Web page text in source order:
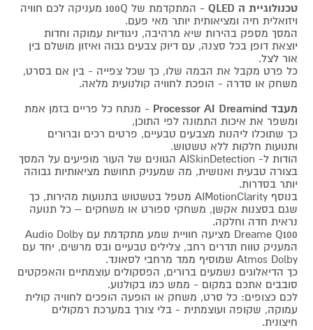
טכנולוגיית ה QLED
- המתקדמת של 100Q מעניקה לכם חוויה
ויזואלית חיה ומציאותית יותר מאי פעם.
המסך מספק בהירות שיא מרהיבה, ניגודיות עמוקה וחדות
יוצאת דופן בכל סצנה, עם דיוק צבעים גבוה ואיזון מושלם בין
אור לצל.
כל פרט מקבל את הבמה שלו, כך שכל צפייה - בין אם בסרט,
משחק או סדרה - הופכת לחוויה קולנועית מלאה.
מעבד Processor AI Dreamind
- מנתח כל פריים בזמן אמת
ומשפר את איכות התמונה לפי התוכן,
כך שתוכלו ליהנות מצבעים טבעיים, פרטים רכים וברורים
ותנועות חלקות ללא טשטוש.
הודות ל- AISkinDetection הגוונים של העור מופיעים על המסך
בצורה טבעית ואנושית, מה שמעניק תחושת מציאותיות גבוהה
יותר בסדרות.
בנוסף AIMotionClarity מטפל בטשטוש בתנועות מהירות, כך
שגם בסצנות אקשן, משחקי ספורט או משחקים – כל תנועה
נראית חדה וחלקה.
Dreame Q100 מציעה חוויית שמע מתקדמת עם Audio Dolby
המעניק טווח תדרים רחב, צלילים טבעיים ובס מרשים, יחד עם
Atmos Dolby שמוסיף ממד מרחבי לסאונד.
כך הדיאלוגים נשמעים ברורים, הפסקולים עוצמתיים והאפקטים
סובבים אתכם במקום - ממש כמו בקולנוע.
לכם כצופים: כל סרט, משחק או הופעה הופכים לחוויה קולית
עמוקה, שקופה ועוצמתית - בלי צורך במערכת רמקולים
חיצונית.